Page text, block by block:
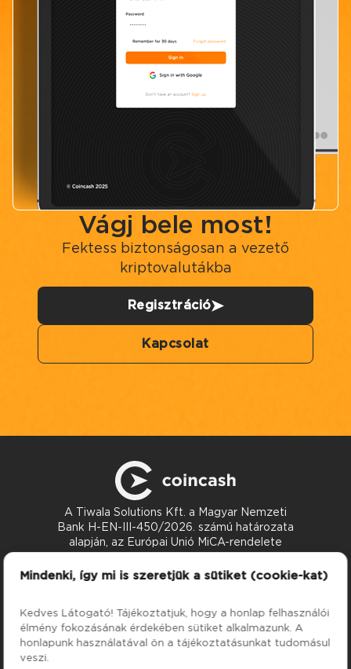
Vágj bele most!
Fektess biztonságosan a vezető
kriptovalutákba
Regisztráció
Kapcsolat
A Tiwala Solutions Kft. a Magyar Nemzeti
Bank H-EN-III-450/2026. számú határozata
alapján, az Európai Unió MiCA-rendelete
szerint nyújt kriptoeszköz-szolgáltatásokat.
Kapcsolat
Szolgáltatások
Árfolyamok
Cég
Rólunk
Mindenki, így mi is szeretjük a sütiket (cookie-kat)
Kedves Látogató! Tájékoztatjuk, hogy a honlap felhasználói
élmény fokozásának érdekében sütiket alkalmazunk. A
honlapunk használatával ön a tájékoztatásunkat tudomásul
veszi.